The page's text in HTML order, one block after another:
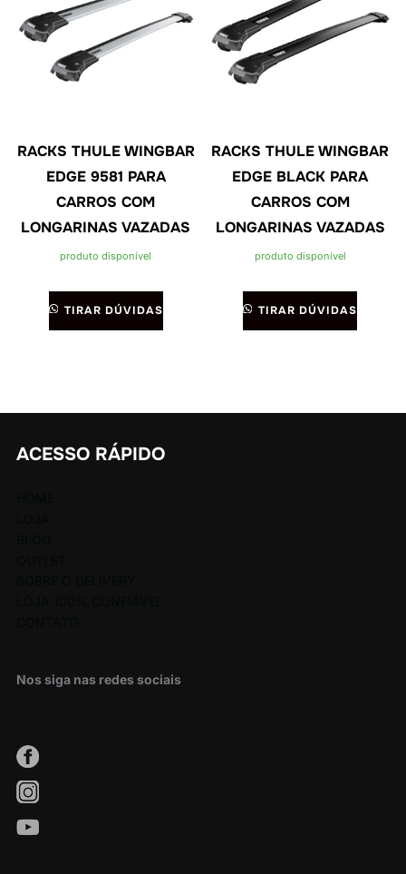
RACKS THULE WINGBAR
EDGE 9581 PARA
CARROS COM
LONGARINAS VAZADAS
produto disponível
TIRAR DÚVIDAS
RACKS THULE WINGBAR
EDGE BLACK PARA
CARROS COM
LONGARINAS VAZADAS
produto disponível
TIRAR DÚVIDAS
ACESSO RÁPIDO
Nos siga nas redes sociais